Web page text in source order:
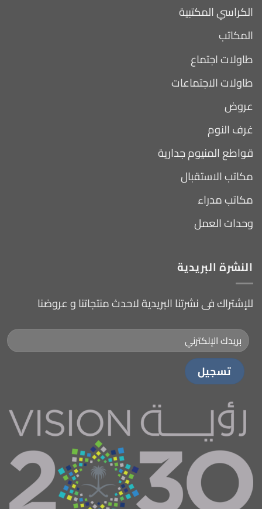
الكراسي المكتبية
المكاتب
طاولات اجتماع
طاولات الاجتماعات
عروض
غرف النوم
قواطع المنيوم جدارية
مكاتب الاستقبال
مكاتب مدراء
وحدات العمل
النشرة البريدية
للإشتراك فى نشرتنا البريدية لاحدث منتجاتنا و عروضنا